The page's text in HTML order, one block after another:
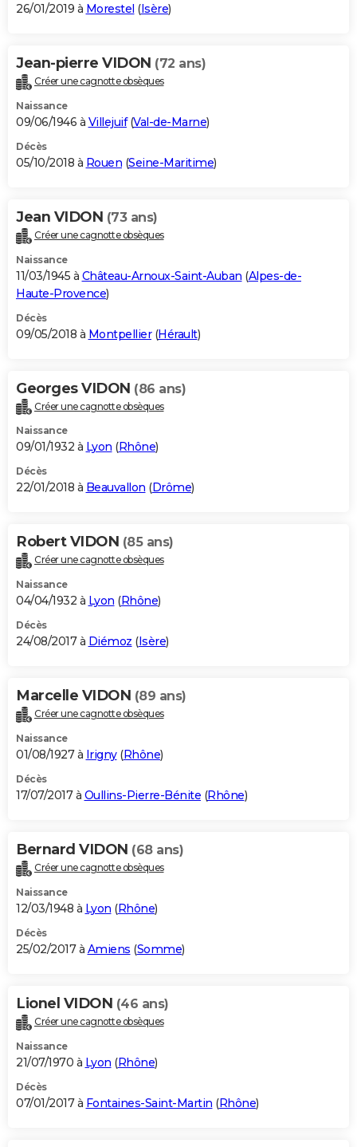
26/01/2019 à Morestel (Isère)
Jean-pierre VIDON (72 ans)
Créer une cagnotte obsèques
Naissance
09/06/1946 à Villejuif(Val-de-Marne)
Décès
05/10/2018 à Rouen (Seine-Maritime)
Jean VIDON (73 ans)
Créer une cagnotte obsèques
Naissance
11/03/1945 à Château-Arnoux-Saint-Auban (Alpes-de-
Haute-Provence)
Décès
09/05/2018 à Montpellier(Hérault)
Georges VIDON (86 ans)
Créer une cagnotte obsèques
Naissance
09/01/1932 à Lyon (Rhône)
Décès
22/01/2018 à Beauvallon (Drôme)
Robert VIDON (85 ans)
Créer une cagnotte obsèques
Naissance
04/04/1932 à Lyon (Rhône)
Décès
24/08/2017 à Diémoz (Isère)
Marcelle VIDON (89 ans)
Créer une cagnotte obsèques
Naissance
01/08/1927 à Irigny(Rhône)
Décès
17/07/2017 à Oullins-Pierre-Bénite (Rhône)
Bernard VIDON (68 ans)
Créer une cagnotte obsèques
Naissance
12/03/1948 à Lyon (Rhône)
Décès
25/02/2017 à Amiens (Somme)
Lionel VIDON (46 ans)
Créer une cagnotte obsèques
Naissance
21/07/1970 à Lyon (Rhône)
Décès
07/01/2017 à Fontaines-Saint-Martin (Rhône)